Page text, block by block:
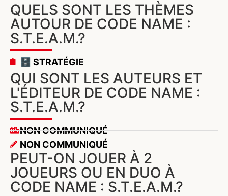
QUELS SONT LES THÈMES
AUTOUR DE CODE NAME :
S.T.E.A.M.?
🗄️ STRATÉGIE
QUI SONT LES AUTEURS ET
L'ÉDITEUR DE CODE NAME :
S.T.E.A.M.?
NON COMMUNIQUÉ
NON COMMUNIQUÉ
PEUT-ON JOUER À 2
JOUEURS OU EN DUO À
CODE NAME : S.T.E.A.M.?